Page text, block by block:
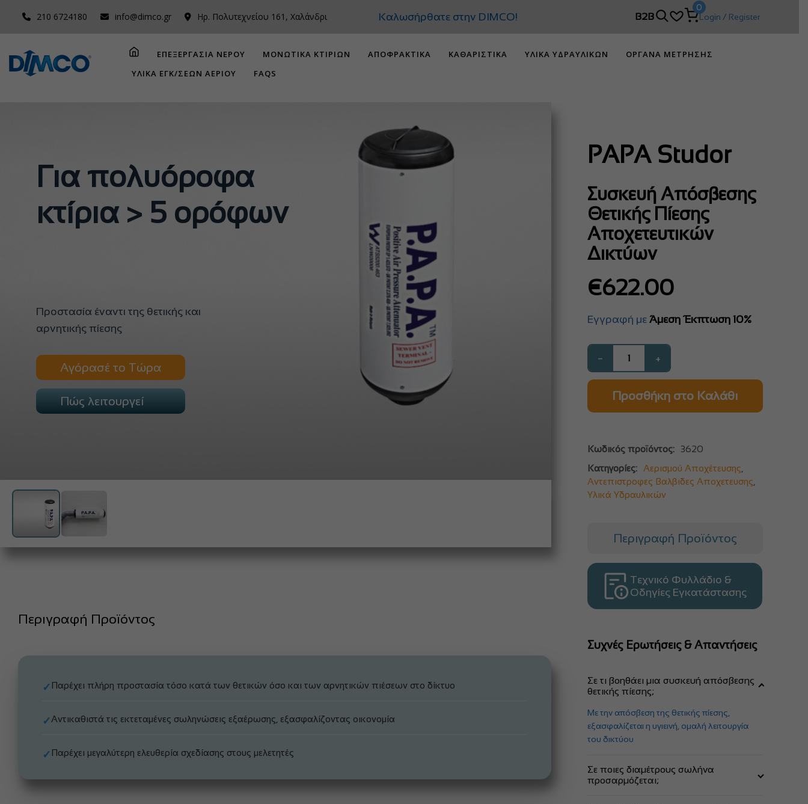
210 6724180 info@dimco.gr Ηρ. Πολυτεχνείου 161, Χαλάνδρι Καλωσήρθατε στην DIMCO! B2B
0
Login / Register
ΕΠΕΞΕΡΓΑΣΙΑ ΝΕΡΟΥ ΜΟΝΩΤΙΚΑ ΚΤΙΡΙΩΝ ΑΠΟΦΡΑΚΤΙΚΑ ΚΑΘΑΡΙΣΤΙΚΑ ΥΛΙΚΑ ΥΔΡΑΥΛΙΚΩΝ
ΟΡΓΑΝΑ ΜΕΤΡΗΣΗΣ
ΥΛΙΚΑ ΕΓΚ/ΣΕΩΝ ΑΕΡΙΟΥ
FAQS
Για πολυόροφα
κτίρια > 5 ορόφων
Προστασία έναντι της θετικής και
αρνητικής πίεσης
Αγόρασέ το Τώρα
Πώς λειτουργεί
Περιγραφή Προϊόντος
✓ Παρέχει πλήρη προστασία τόσο κατά των θετικών όσο και των αρνητικών πιέσεων στο δίκτυο
✓Αντικαθιστά τις εκτεταμένες σωληνώσεις εξαέρωσης, εξασφαλίζοντας οικονομία
✓ Παρέχει μεγαλύτερη ελευθερία σχεδίασης στους μελετητές
PAPA Studor
Συσκευή Απόσβεσης
Θετικής Πίεσης
Αποχετευτικών
Δικτύων
€622.00
Εγγραφή με Άμεση Έκπτωση 10%
− +
Προσθήκη στο Καλάθι
Κωδικός προϊόντος:
3620
Κατηγορίες:
Αερισμού Αποχέτευσης
Αντεπιστροφες Βαλβιδες Αποχετευσης
Υλικά Υδραυλικών
Περιγραφή Προϊόντος
Τεχνικό Φυλλάδιο &
Οδηγίες Εγκατάστασης
Συχνές Ερωτήσεις & Απαντήσεις
Σε τι βοηθάει μια συσκευή απόσβεσης
θετικής πίεσης;
Με την απόσβεση της θετικής πίεσης,
εξασφαλίζεται η υγιεινή, ομαλή λειτουργία
του δικτύου
Σε ποιες διαμέτρους σωλήνα
προσαρμόζεται;